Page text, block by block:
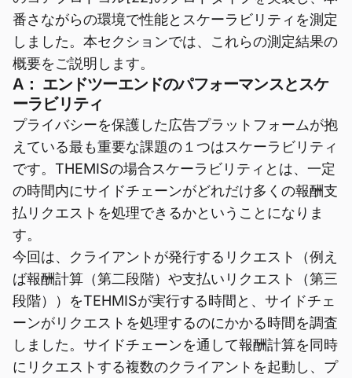
番さながらの環境で性能とスケーラビリティを測定
しました。本セクションでは、これらの測定結果の
概要をご説明します。
A： エンドツーエンドのパフォーマンスとスケ
ーラビリティ
プライバシーを保護した広告プラットフォームが抱
えている最も重要な課題の１つはスケーラビリティ
です。THEMISの場合スケーラビリティとは、一定
の時間内にサイドチェーンがどれだけ多くの報酬支
払リクエストを処理できるかということになりま
す。
今回は、クライアントが発行するリクエスト（例え
ば報酬計算（第二段階）や支払いリクエスト（第三
段階））をTEHMISが実行する時間と、サイドチェ
ーンがリクエストを処理するのにかかる時間を調査
しました。サイドチェーンを通して報酬計算を同時
にリクエストする複数のクライアントを起動し、プ